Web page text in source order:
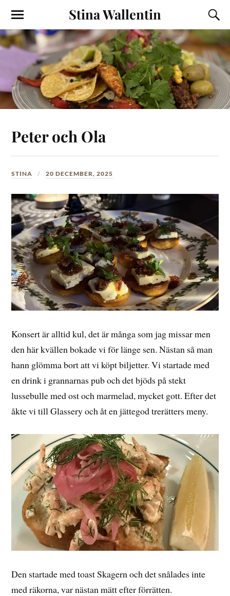
Stina Wallentin
Peter och Ola
STINA 20 DECEMBER, 2025
Konsert är alltid kul, det är många som jag missar men
den här kvällen bokade vi för länge sen. Nästan så man
hann glömma bort att vi köpt biljetter. Vi startade med
en drink i grannarnas pub och det bjöds på stekt
lussebulle med ost och marmelad, mycket gott. Efter det
åkte vi till Glassery och åt en jättegod trerätters meny.
Den startade med toast Skagern och det snålades inte
med räkorna, var nästan mätt efter förrätten.